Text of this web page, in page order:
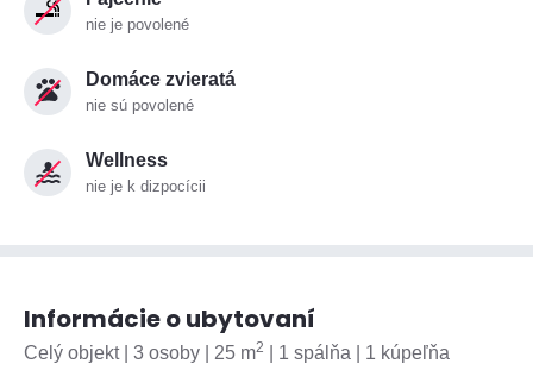
nie je povolené
Domáce zvieratá
nie sú povolené
Wellness
nie je k dizpocícii
Informácie o ubytovaní
Celý objekt | 3 osoby | 25 m2 | 1 spálňa | 1 kúpeľňa